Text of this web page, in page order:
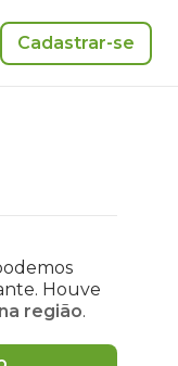
Cadastrar-se
Houve
região.